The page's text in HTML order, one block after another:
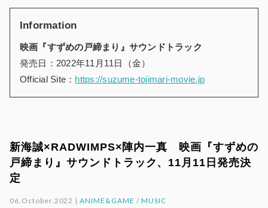
Information
映画『すずめの戸締まり』サウンドトラック
発売日：2022年11月11日（金）
Official Site： https://suzume-tojimari-movie.jp
新海誠×RADWIMPS×陣内一真 映画『すずめの
戸締まり』サウンドトラック、11月11日発売決
定
06.October.2022 |ANIME&GAME / MUSIC